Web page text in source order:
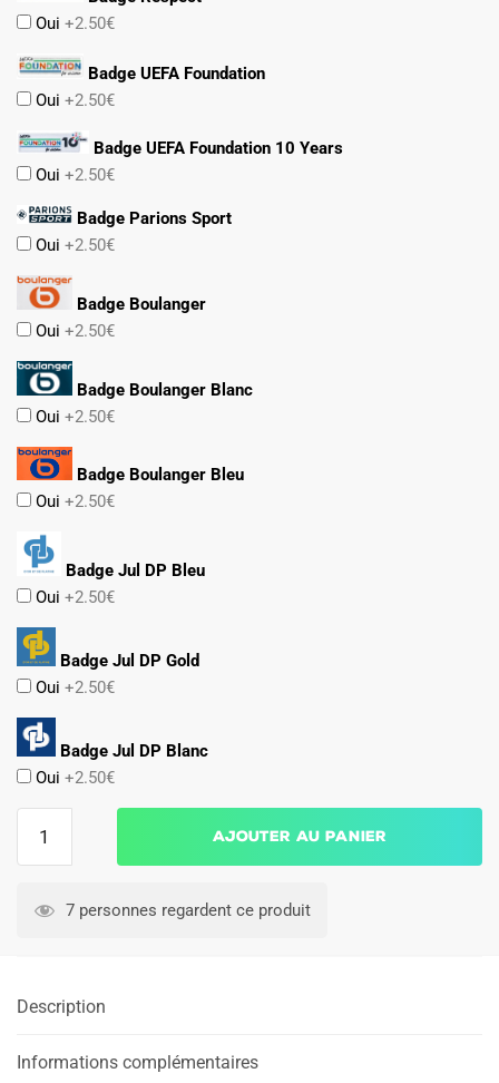
Oui +2.50€
Badge UEFA Foundation
Oui +2.50€
Badge UEFA Foundation 10 Years
Oui +2.50€
Badge Parions Sport
Oui +2.50€
Badge Boulanger
Oui +2.50€
Badge Boulanger Blanc
Oui +2.50€
Badge Boulanger Bleu
Oui +2.50€
Badge Jul DP Bleu
Oui +2.50€
Badge Jul DP Gold
Oui +2.50€
Badge Jul DP Blanc
Oui +2.50€
2024
Ajouter au panier
7 personnes regardent ce produit
Description
Informations complémentaires